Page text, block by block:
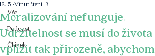
Vše
Podcast
Článek
Moralizování nefunguje.
Udržitelnost se musí do života
vplížit tak přirozeně, abychom
12. 5. Minut čtení: 3